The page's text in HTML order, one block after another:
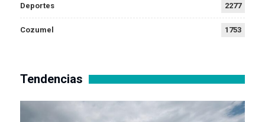
Deportes 2277
Cozumel 1753
Tendencias